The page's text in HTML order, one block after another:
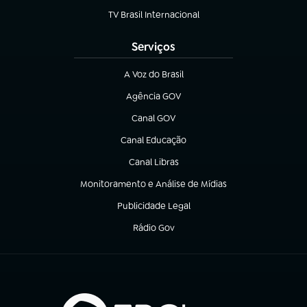
TV Brasil Internacional
(abre em nova aba)
Serviços
A Voz do Brasil
(abre em nova aba)
Agência GOV
(abre em nova aba)
Canal GOV
(abre em nova aba)
Canal Educação
(abre em nova aba)
Canal Libras
(abre em nova aba)
Monitoramento e Análise de Mídias
(abre em nova aba)
Publicidade Legal
(abre em nova aba)
Rádio Gov
(abre em nova aba)